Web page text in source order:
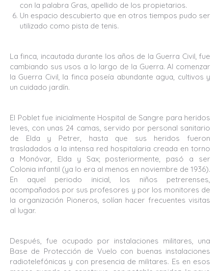
con la palabra Gras, apellido de los propietarios.
Un espacio descubierto que en otros tiempos pudo ser
utilizado como pista de tenis.
La finca, incautada durante los años de la Guerra Civil, fue
cambiando sus usos a lo largo de la Guerra. Al comenzar
la Guerra Civil, la finca poseía abundante agua, cultivos y
un cuidado jardín.
El Poblet fue inicialmente Hospital de Sangre para heridos
leves, con unas 24 camas, servido por personal sanitario
de Elda y Petrer, hasta que sus heridos fueron
trasladados a la intensa red hospitalaria creada en torno
a Monóvar, Elda y Sax; posteriormente, pasó a ser
Colonia infantil (ya lo era al menos en noviembre de 1936).
En aquel periodo inicial, los niños petrerenses,
acompañados por sus profesores y por los monitores de
la organización Pioneros, solían hacer frecuentes visitas
al lugar.
Después, fue ocupado por instalaciones militares, una
Base de Protección de Vuelo con buenas instalaciones
radiotelefónicas y con presencia de militares. Es en esos